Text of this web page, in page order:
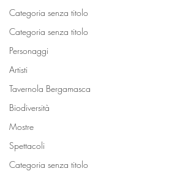
Categoria senza titolo
Categoria senza titolo
Personaggi
Artisti
Tavernola Bergamasca
Biodiversità
Mostre
Spettacoli
Categoria senza titolo